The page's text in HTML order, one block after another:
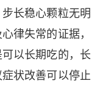
长稳心颗粒无明
律失常的证据，
以长期吃的，长
状改善可以停止